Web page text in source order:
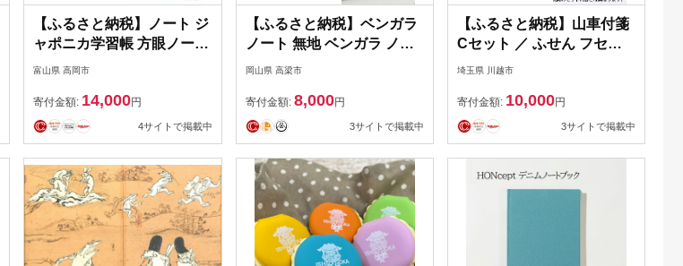
【ふるさと納税】ノート ジ
ャポニカ学習帳 方眼ノート
セット
富山県 高岡市
寄付金額: 14,000円
4サイトで掲載中
【ふるさと納税】ベンガラ
ノート 無地 ベンガラ ノー
ト 和紙 和風 家系図 芳名帳
岡山県 高梁市
寄付金額: 8,000円
3サイトで掲載中
【ふるさと納税】山車付箋
Cセット ／ ふせん フセン
STICKY 川越氷川祭 文房具
埼玉県 川越市
寄付金額: 10,000円
3サイトで掲載中